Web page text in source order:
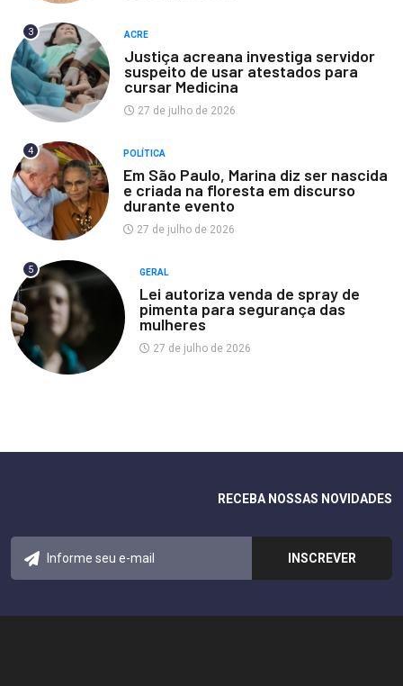
3 ACRE
Justiça acreana investiga servidor
suspeito de usar atestados para
cursar Medicina
27 de julho de 2026
4 POLÍTICA
Em São Paulo, Marina diz ser nascida
e criada na floresta em discurso
durante evento
27 de julho de 2026
5 GERAL
Lei autoriza venda de spray de
pimenta para segurança das
mulheres
27 de julho de 2026
RECEBA NOSSAS NOVIDADES